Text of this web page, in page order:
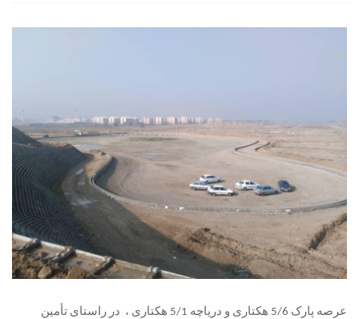
عرصه پارک 5/6 هکتاری و دریاچه 5/1 هکتاری ، در راستای تأمین